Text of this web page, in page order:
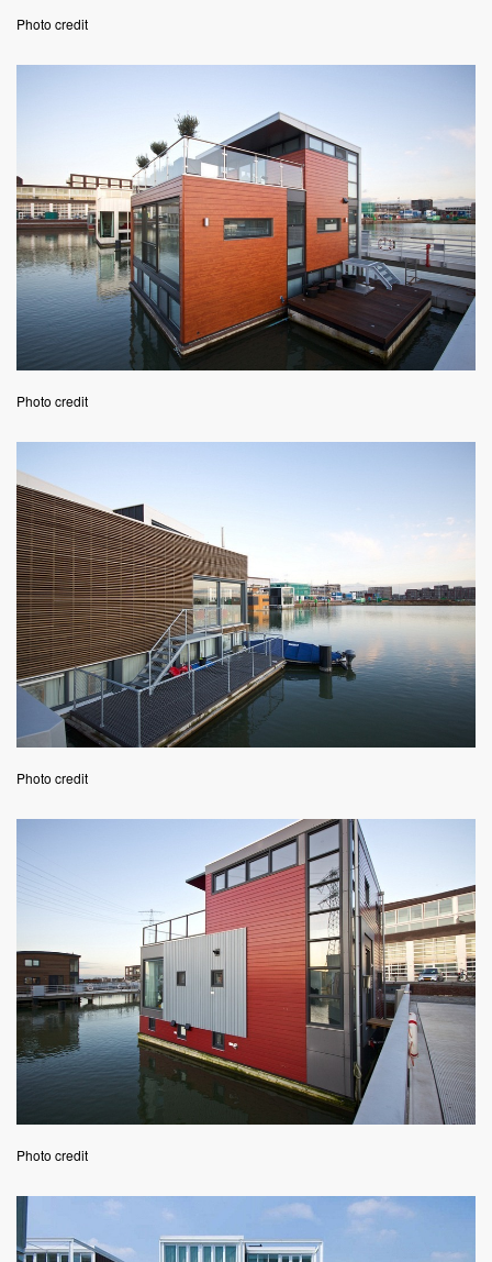
Photo credit
Photo credit
Photo credit
Photo credit